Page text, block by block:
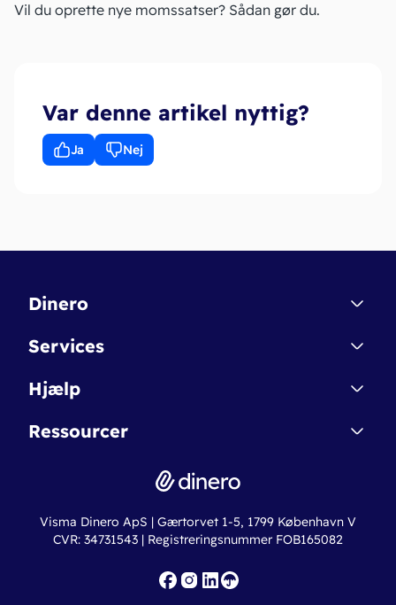
Vil du oprette nye momssatser? Sådan gør du.
Var denne artikel nyttig?
Ja Nej
Dinero
Kontakt
Betingelser & Sikkerhed
Nye funktioner
Services
Dinero Starter
Dinero Pro
Erhvervslån
Fakturaskabeloner
Hjælp
Regnskabsordbogen
Online regnskabskurser
Ressourcer
Ny virksomhed
Iværksætterlegat
Visma Dinero ApS | Gærtorvet 1-5, 1799 København V
CVR: 34731543 | Registreringsnummer FOB165082